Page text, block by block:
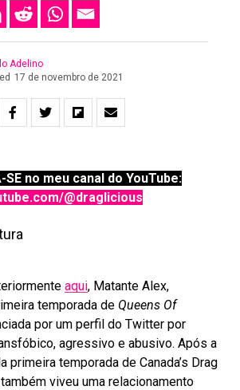
Adelino
17 de novembro de 2021
SE no meu canal do YouTube:
@draglicious
aqui, Matante Alex,
temporada de Queens Of
por um perfil do Twitter por
agressivo e abusivo. Após a
primeira temporada de Canada’s Drag
viveu uma relacionamento